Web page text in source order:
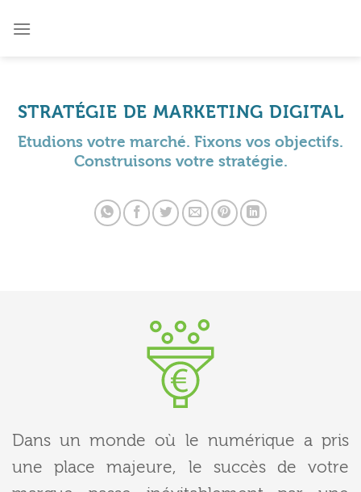
au
STRATÉGIE DE MARKETING DIGITAL
Etudions votre marché. Fixons vos objectifs.
Construisons votre stratégie.
Dans un monde où le numérique a pris
une place majeure, le succès de votre